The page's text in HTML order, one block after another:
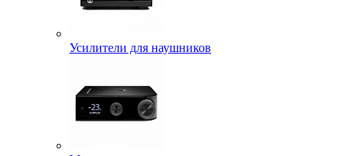
Усилители для наушников